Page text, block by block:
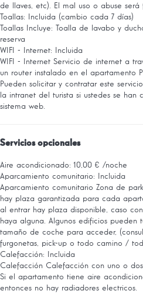
de llaves, etc). El mal uso o abuse
Toallas: Incluida (cambio cada 7 días)
Toallas
Incluye: Toalla de lavabo y
reserva
WIFI - Internet: Incluida
WIFI - Internet Servicio de internet a
un router instalado en el apartamento
Pueden solicitar y contratar este
la intranet del turista si ustedes se han
sistema web.
Servicios opcionales
Aire acondicionado: 10,00 € /noche
Aparcamiento comunitario: Incluida
Aparcamiento comunitario Zona de
hay plaza garantizada para cada
al entrar hay plaza disponible, caso
haya alguna. Algunos edificios pueden
tamaño de coche para acceder,
furgonetas, pick-up o todo camino /
Calefacción: Incluida
Calefacción Calefacción con uno o
Si el apartamento tiene aire
entonces no hay radiadores electricos.